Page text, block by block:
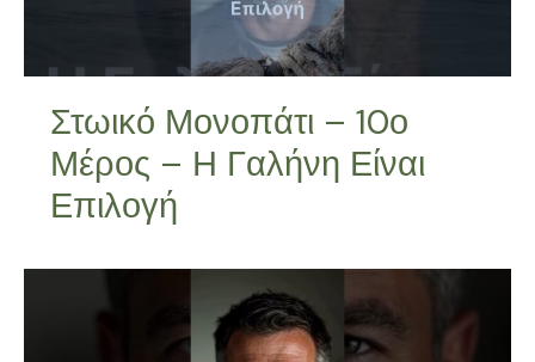
Στωικό Μονοπάτι – 10ο
Μέρος – Η Γαλήνη Είναι
Επιλογή